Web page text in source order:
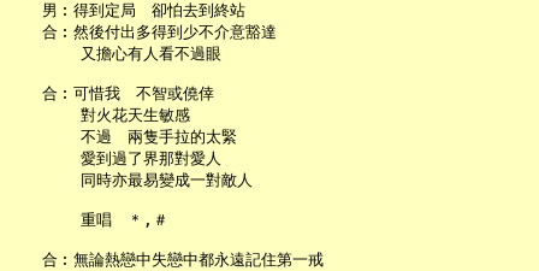
   男︰得到定局　卻怕去到終站
   合︰然後付出多得到少不介意豁達
       又擔心有人看不過眼
   合︰可惜我　不智或僥倖
       對火花天生敏感
       不過　兩隻手拉的太緊
       愛到過了界那對愛人
       同時亦最易變成一對敵人
       重唱　＊,＃
   合︰無論熱戀中失戀中都永遠記住第一戒